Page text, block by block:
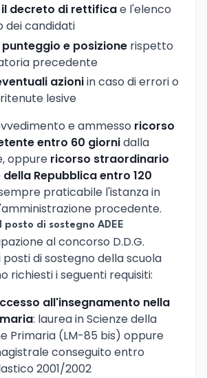
decreto di rettificae l'elenco
dei candidati
e posizione rispetto
precedente
azioniin caso di errori o
lesive
e ammesso ricorso
entro 60 giornidalla
oppure ricorso straordinario
Repubblica entro 120
praticabile l'istanza in
procedente.
di sostegno ADEE
al concorso D.D.G.
posti di sostegno della scuola
richiesti i seguenti requisiti:
all'insegnamento nella
: laurea in Scienze della
Primaria (LM-85 bis) oppure
conseguito entro
2001/2002